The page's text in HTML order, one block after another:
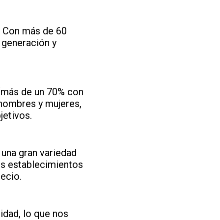
más de 60
y
de un 70% con
y mujeres,
gran variedad
establecimientos
lo que nos